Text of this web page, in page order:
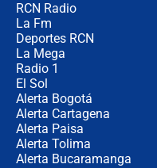
RCN Radio
La Fm
Deportes RCN
La Mega
Radio 1
El Sol
Alerta Bogotá
Alerta Cartagena
Alerta Paisa
Alerta Tolima
Alerta Bucaramanga